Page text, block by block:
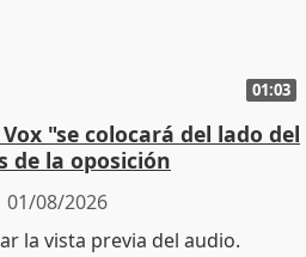
01:03
"se colocará del lado del
de la oposición
01/08/2026